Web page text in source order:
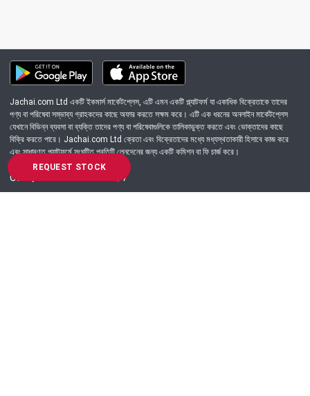
REQUEST STOCK
Jachai.com Ltd একটি ইকমার্স মার্কেটপ্লেস, এটি এমন একটি প্ল্যাটফর্ম যা একাধিক বিক্রেতাকে তাদের
পণ্য বা পরিষেবা সম্ভাব্য গ্রাহকদের কাছে অফার করতে সক্ষম করে। এটি এক ধরনের অনলাইন মার্কেটপ্লেস
যেখানে বিভিন্ন ব্যবসা বা ব্যক্তি তাদের পণ্য বা পরিষেবাগুলিকে তালিকাভুক্ত করতে এবং ভোক্তাদের কাছে
বিক্রি করতে পারে। Jachai.com Ltd ক্রেতা এবং বিক্রেতাদের মধ্যে মধ্যস্থতাকারী হিসাবে কাজ করে
এবং সাধারণত প্ল্যাটফর্মে সংঘটিত প্রতিটি লেনদেনের জন্য একটি কমিশন বা ফি চার্জ করে।
Got Question? Call us 24/7